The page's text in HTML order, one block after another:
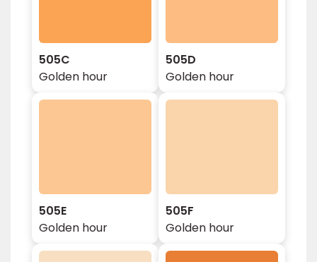
505C
Golden hour
505D
Golden hour
505E
Golden hour
505F
Golden hour